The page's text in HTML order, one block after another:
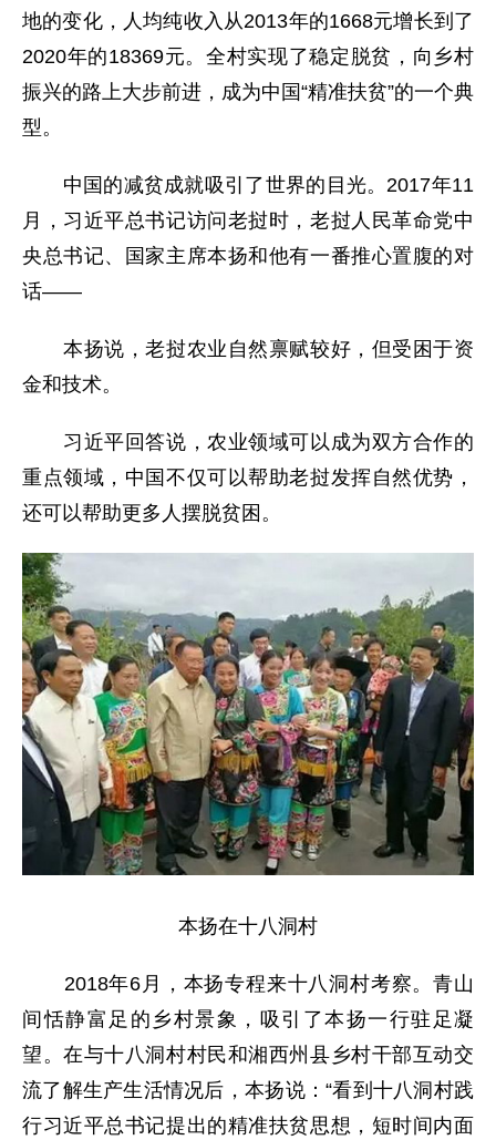
地的变化，人均纯收入从2013年的1668元增长到了
2020年的18369元。全村实现了稳定脱贫，向乡村
振兴的路上大步前进，成为中国“精准扶贫”的一个典
型。
中国的减贫成就吸引了世界的目光。2017年11
月，习近平总书记访问老挝时，老挝人民革命党中
央总书记、国家主席本扬和他有一番推心置腹的对
话——
本扬说，老挝农业自然禀赋较好，但受困于资
金和技术。
习近平回答说，农业领域可以成为双方合作的
重点领域，中国不仅可以帮助老挝发挥自然优势，
还可以帮助更多人摆脱贫困。
本扬在十八洞村
2018年6月，本扬专程来十八洞村考察。青山
间恬静富足的乡村景象，吸引了本扬一行驻足凝
望。在与十八洞村村民和湘西州县乡村干部互动交
流了解生产生活情况后，本扬说：“看到十八洞村践
行习近平总书记提出的精准扶贫思想，短时间内面